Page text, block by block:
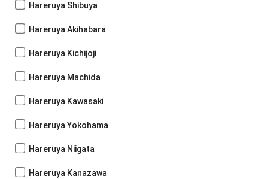
Hareruya Shibuya
Hareruya Akihabara
Hareruya Kichijoji
Hareruya Machida
Hareruya Kawasaki
Hareruya Yokohama
Hareruya Niigata
Hareruya Kanazawa